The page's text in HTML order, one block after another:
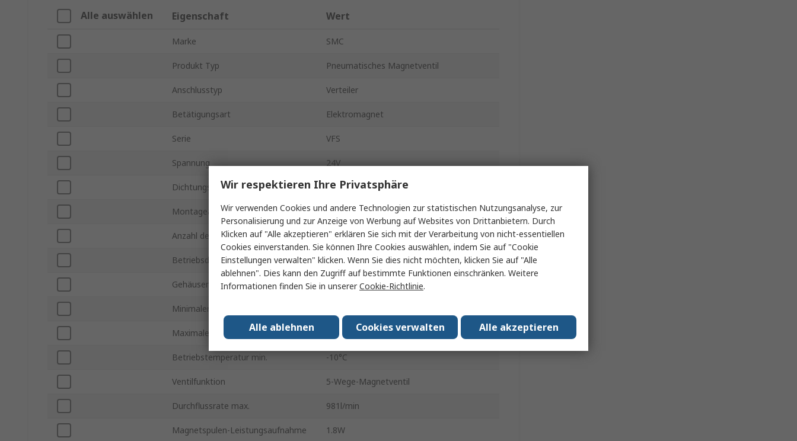
Alle auswählen Eigenschaft Wert
Marke SMC
Produkt Typ Pneumatisches Magnetventil
Anschlusstyp Verteiler
Betätigungsart Elektromagnet
Serie VFS
Spannung 24V
Dichtungsmaterial Metalldichtung
Montageart Gehäuseanschluss, Basis
Anzahl der Anschlüsse 5
Betriebsdruck max. 1 Mpa
Gehäusematerial Edelstahl
Minimaler Steuerdruck
Maximaler Steuerdruck 1.5MPa
Betriebstemperatur min. -10°C
Ventilfunktion 5-Wege-Magnetventil
Durchflussrate max. 981l/min
Magnetspulen-Leistungsaufnahme 1.8W
Wir respektieren Ihre Privatsphäre
Wir verwenden Cookies und andere Technologien zur statistischen Nutzungsanalyse, zur
Personalisierung und zur Anzeige von Werbung auf Websites von Drittanbietern. Durch
Klicken auf "Alle akzeptieren" erklären Sie sich mit der Verarbeitung von nicht-essentiellen
Cookies einverstanden. Sie können Ihre Cookies auswählen, indem Sie auf "Cookie
Einstellungen verwalten" klicken. Wenn Sie dies nicht möchten, klicken Sie auf "Alle
ablehnen". Dies kann den Zugriff auf bestimmte Funktionen einschränken. Weitere
Informationen finden Sie in unsererCookie-Richtlinie.
Alle akzeptieren
Cookies verwalten
Alle ablehnen